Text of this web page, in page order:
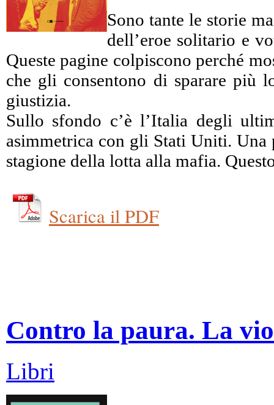
Sono tante le storie
dell’eroe solitario e
Queste pagine colpiscono perché
che gli consentono di sparare più
giustizia.
Sullo sfondo c’è l’Italia degli
asimmetrica con gli Stati Uniti. Una
stagione della lotta alla mafia.
Scarica il PDF
Contro la paura. La
Libri